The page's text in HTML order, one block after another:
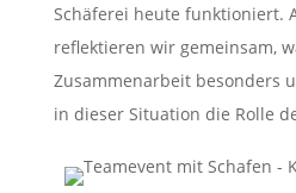
Schäferei heute funktioniert.
reflektieren wir gemeinsam,
Zusammenarbeit besonders
in dieser Situation die Rolle